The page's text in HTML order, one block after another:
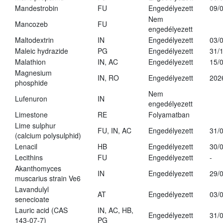
Mandestrobin
FU Engedélyezett
09/
Mancozeb
FU
Nem
engedélyezett
Maltodextrin
IN Engedélyezett
03/
Maleic hydrazide
PG Engedélyezett
31/
Malathion
IN, AC Engedélyezett
15/
Magnesium
phosphide
IN, RO Engedélyezett
Lufenuron IN
Nem
engedélyezett
Limestone
RE
Folyamatban
Lime sulphur
(calcium polysulphid)
FU, IN, AC Engedélyezett
31/
Lenacil
HB Engedélyezett
30/
Lecithins
FU Engedélyezett
-
Akanthomyces
muscarius strain Ve6
IN Engedélyezett
29/
Lavandulyl
senecioate
AT Engedélyezett
03/
Lauric acid (CAS
143-07-7)
IN, AC, HB,
PG
Engedélyezett 31/